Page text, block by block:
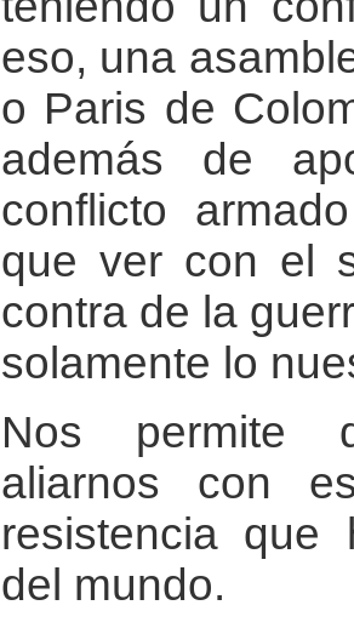
eso, una
o Paris de
además de
conflicto
que ver con el
contra de la
solamente lo
Nos permite
aliarnos con
resistencia
del mundo.